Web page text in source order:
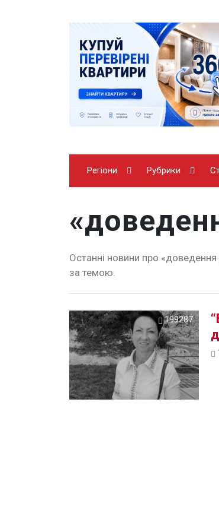
Регіони Рубрики
Останні новини про «доведення
за темою.
199287